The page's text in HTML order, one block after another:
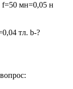
мн=0,05 н
i=25 a
тл. b-?